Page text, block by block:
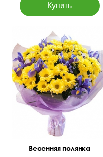
Яркий букет из желтых и
голубых цветков
55 см
40 см
Весенняя полянка